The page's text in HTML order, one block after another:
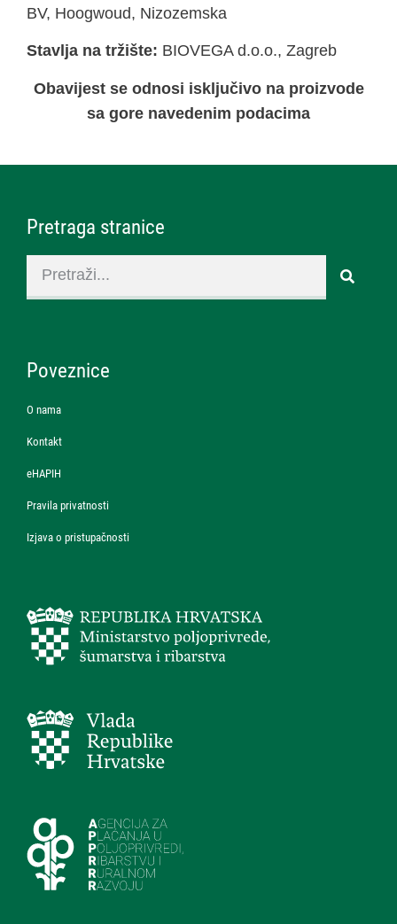
BV, Hoogwoud, Nizozemska
Stavlja na tržište: BIOVEGA d.o.o., Zagreb
Obavijest se odnosi isključivo na proizvode
sa gore navedenim podacima
Pretraga stranice
Poveznice
O nama
Kontakt
eHAPIH
Pravila privatnosti
Izjava o pristupačnosti